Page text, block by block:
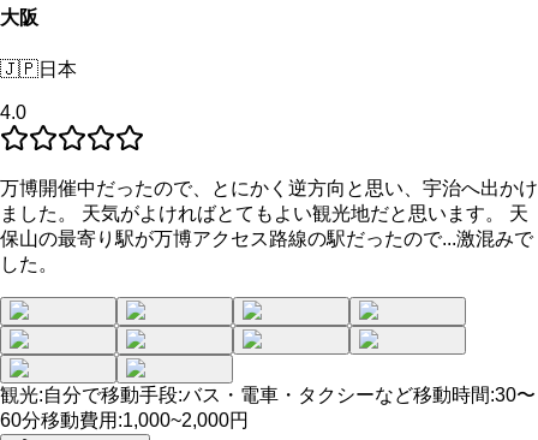
大阪
🇯🇵日本
4.0
万博開催中だったので、とにかく逆方向と思い、宇治へ出かけ
ました。 天気がよければとてもよい観光地だと思います。 天
保山の最寄り駅が万博アクセス路線の駅だったので...激混みで
した。
観光:自分で移動手段:バス・電車・タクシーなど移動時間:30〜
60分移動費用 :1,000~2,000円